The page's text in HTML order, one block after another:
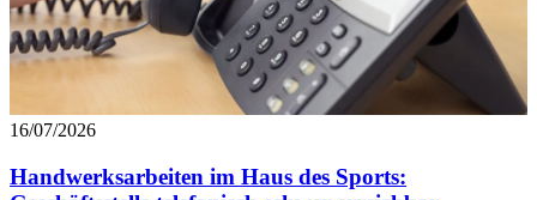
16/07/2026
Handwerksarbeiten im Haus des Sports: